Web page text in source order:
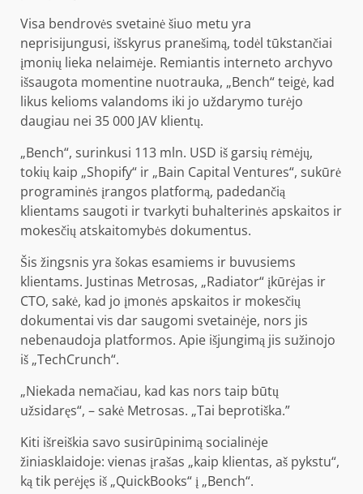
Visa bendrovės svetainė šiuo metu yra
neprisijungusi, išskyrus pranešimą, todėl tūkstančiai
įmonių lieka nelaimėje. Remiantis interneto archyvo
išsaugota momentine nuotrauka, „Bench“ teigė, kad
likus kelioms valandoms iki jo uždarymo turėjo
daugiau nei 35 000 JAV klientų.
„Bench“, surinkusi 113 mln. USD iš garsių rėmėjų,
tokių kaip „Shopify“ ir „Bain Capital Ventures“, sukūrė
programinės įrangos platformą, padedančią
klientams saugoti ir tvarkyti buhalterinės apskaitos ir
mokesčių atskaitomybės dokumentus.
Šis žingsnis yra šokas esamiems ir buvusiems
klientams. Justinas Metrosas, „Radiator“ įkūrėjas ir
CTO, sakė, kad jo įmonės apskaitos ir mokesčių
dokumentai vis dar saugomi svetainėje, nors jis
nebenaudoja platformos. Apie išjungimą jis sužinojo
iš „TechCrunch“.
„Niekada nemačiau, kad kas nors taip būtų
užsidaręs“, – sakė Metrosas. „Tai beprotiška.”
Kiti išreiškia savo susirūpinimą socialinėje
žiniasklaidoje: vienas įrašas „kaip klientas, aš pykstu“,
ką tik perėjęs iš „QuickBooks“ į „Bench“.